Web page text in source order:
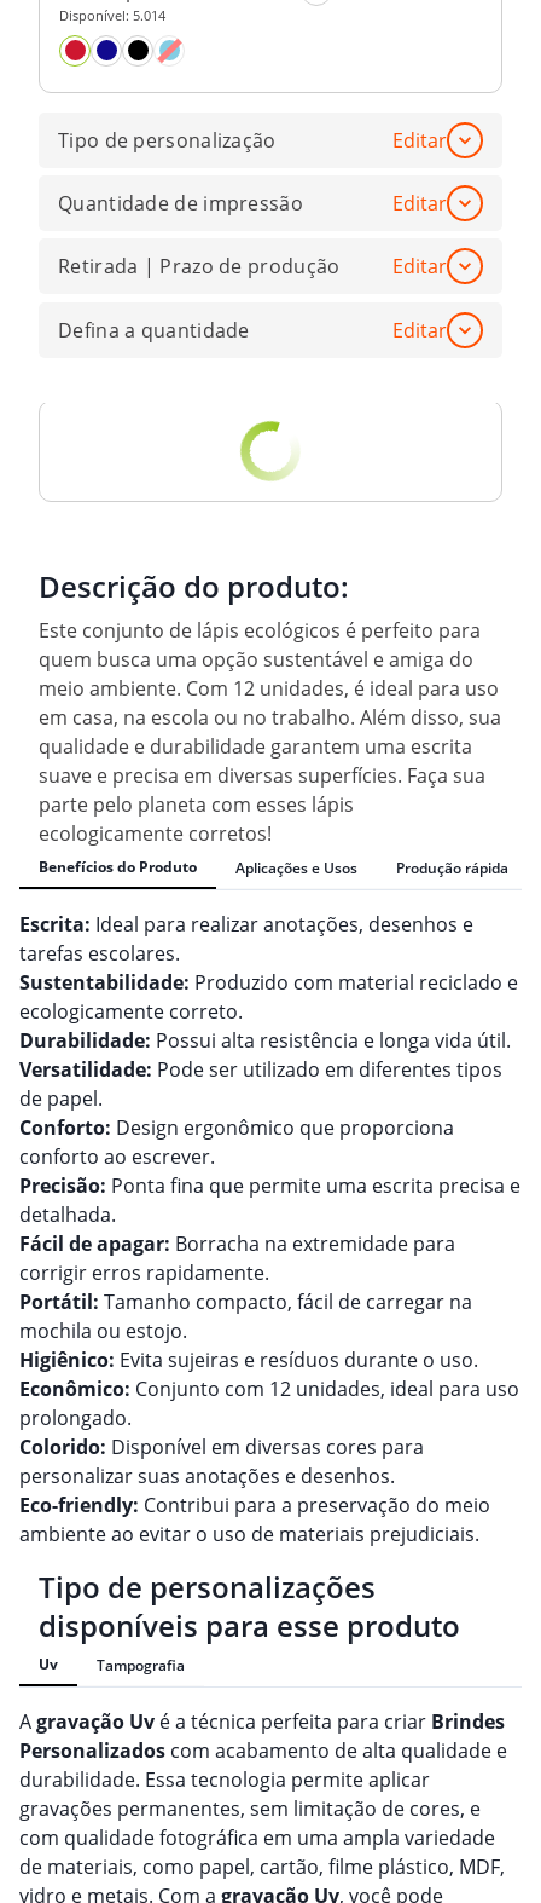
Disponível: 5.014
Tipo de personalização Editar
Quantidade de impressão Editar
Retirada | Prazo de produção Editar
Defina a quantidade Editar
Descrição do produto:
Este conjunto de lápis ecológicos é perfeito para
quem busca uma opção sustentável e amiga do
meio ambiente. Com 12 unidades, é ideal para uso
em casa, na escola ou no trabalho. Além disso, sua
qualidade e durabilidade garantem uma escrita
suave e precisa em diversas superfícies. Faça sua
parte pelo planeta com esses lápis
ecologicamente corretos!
Benefícios do Produto Aplicações e Usos Produção rápida
Escrita: Ideal para realizar anotações, desenhos e
tarefas escolares.
Sustentabilidade: Produzido com material reciclado e
ecologicamente correto.
Durabilidade: Possui alta resistência e longa vida útil.
Versatilidade: Pode ser utilizado em diferentes tipos
de papel.
Conforto: Design ergonômico que proporciona
conforto ao escrever.
Precisão: Ponta fina que permite uma escrita precisa e
detalhada.
Fácil de apagar: Borracha na extremidade para
corrigir erros rapidamente.
Portátil: Tamanho compacto, fácil de carregar na
mochila ou estojo.
Higiênico: Evita sujeiras e resíduos durante o uso.
Econômico: Conjunto com 12 unidades, ideal para uso
prolongado.
Colorido: Disponível em diversas cores para
personalizar suas anotações e desenhos.
Eco-friendly: Contribui para a preservação do meio
ambiente ao evitar o uso de materiais prejudiciais.
Tipo de personalizações
disponíveis para esse produto
Uv Tampografia
Agravação Uv é a técnica perfeita para criar Brindes
Personalizados com acabamento de alta qualidade e
durabilidade. Essa tecnologia permite aplicar
gravações permanentes, sem limitação de cores, e
com qualidade fotográfica em uma ampla variedade
de materiais, como papel, cartão, filme plástico, MDF,
vidro e metais. Com a gravação Uv, você pode